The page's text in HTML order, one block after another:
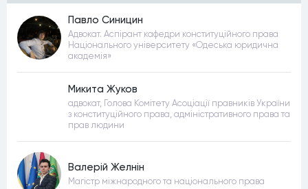
Павло Синицин
Адвокат. Аспірант кафедри конституційного права
Національного університету «Одеська юридична
академія»
Микита Жуков
адвокат, Голова Комітету Асоціації правників України
з конституційного права, адміністративного права та
прав людини
Валерій Желнін
Магістр міжнародного та національного права